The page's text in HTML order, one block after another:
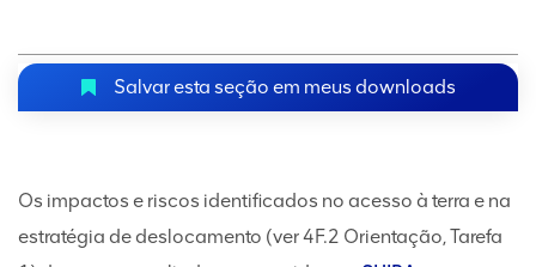
Salvar esta seção em meus downloads
Os impactos e riscos identificados no acesso à terra e na
estratégia de deslocamento (ver 4F.2 Orientação, Tarefa